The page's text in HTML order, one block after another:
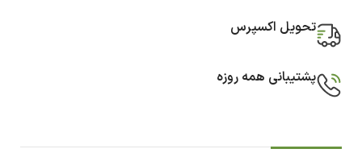
تحویل اکسپرس
پشتیبانی همه روزه